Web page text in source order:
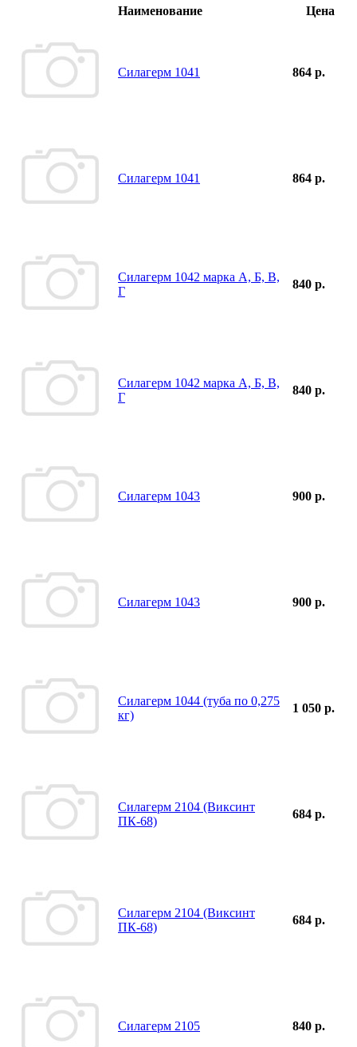
Наименование Цена
Силагерм 1041 864 р.
Силагерм 1041 864 р.
Силагерм 1042 марка А, Б, В,
Г
840 р.
Силагерм 1042 марка А, Б, В,
Г
840 р.
Силагерм 1043 900 р.
Силагерм 1043 900 р.
Силагерм 1044 (туба по 0,275
кг)
1 050 р.
Силагерм 2104 (Виксинт
ПК-68)
684 р.
Силагерм 2104 (Виксинт
ПК-68)
684 р.
Силагерм 2105 840 р.